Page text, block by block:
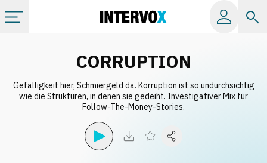
Alle Alben
CORRUPTION
Gefälligkeit hier, Schmiergeld da. Korruption ist so undurchsichtig
wie die Strukturen, in denen sie gedeiht. Investigativer Mix für
Follow-The-Money-Stories.